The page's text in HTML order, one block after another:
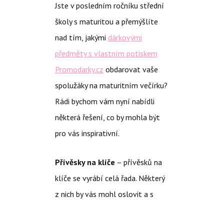
Jste v posledním ročníku střední
školy s maturitou a přemýšlíte
nad tím, jakými dárkovými
předměty s vlastním potiskem
Promodarky.cz obdarovat vaše
spolužáky na maturitním večírku?
Rádi bychom vám nyní nabídli
některá řešení, co by mohla být
pro vás inspirativní.
Přívěsky na klíče – přívěsků na
klíče se vyrábí celá řada. Některý
z nich by vás mohl oslovit a s